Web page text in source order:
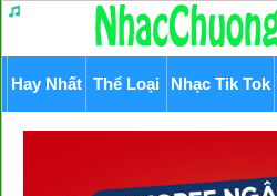
Hay Nhất Thể Loại Nhạc Tik Tok